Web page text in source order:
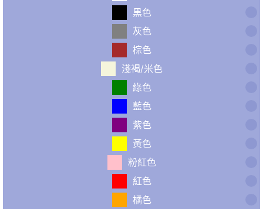
黑色
灰色
棕色
淺褐/米色
綠色
藍色
紫色
黃色
粉紅色
紅色
橘色